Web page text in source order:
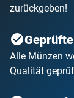
zurückgeben!
Alle Münzen
Qualität